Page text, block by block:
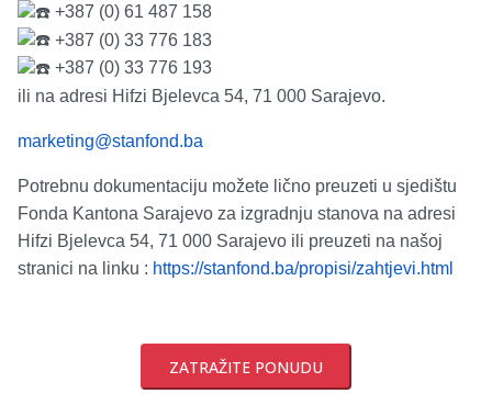
+387 (0) 61 487 158
+387 (0) 33 776 183
+387 (0) 33 776 193
ili na adresi Hifzi Bjelevca 54, 71 000 Sarajevo.
marketing@stanfond.ba
Potrebnu dokumentaciju možete lično preuzeti u sjedištu
Fonda Kantona Sarajevo za izgradnju stanova na adresi
Hifzi Bjelevca 54, 71 000 Sarajevo ili preuzeti na našoj
stranici na linku : https://stanfond.ba/propisi/zahtjevi.html
ZATRAŽITE PONUDU